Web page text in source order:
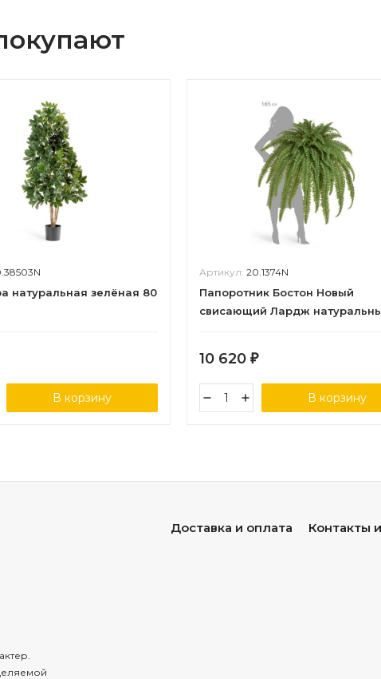
натуральная зелёная 80
В корзину
Артикул: 20.1374N
Папоротник Бостон Новый
свисающий Лардж
10 620 ₽
В корзину
Доставка и оплата Контакты